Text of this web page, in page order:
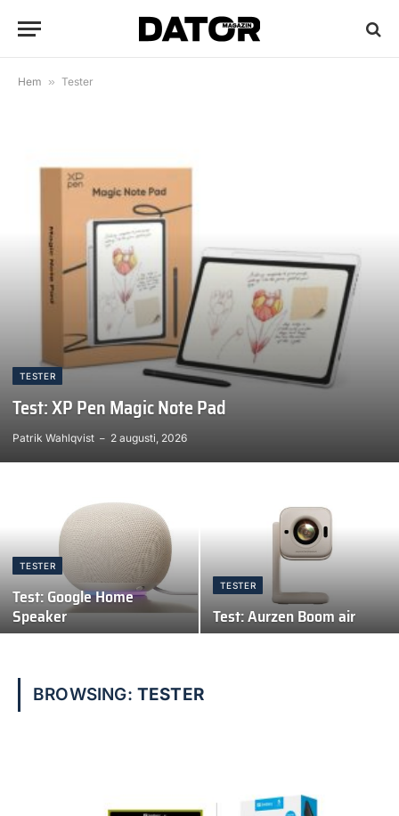
Hem » Tester
TESTER
Test: XP Pen Magic Note Pad
Patrik Wahlqvist 2 augusti, 2026
TESTER
Test: Google Home
Speaker
TESTER
Test: Aurzen Boom air
BROWSING: TESTER